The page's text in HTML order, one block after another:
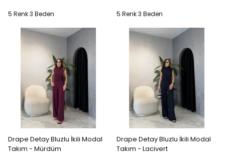
5 Renk 3 Beden 5 Renk 3 Beden
Drape Detay Bluzlu İkili Modal
Takım - Mürdüm
Drape Detay Bluzlu İkili Modal
Takım - Lacivert